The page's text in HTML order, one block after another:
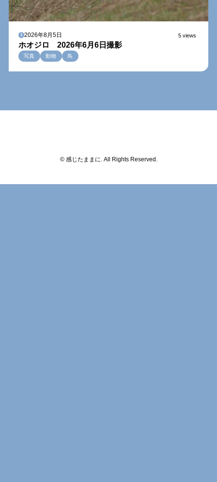
2026年8月5日 5 views
ホオジロ 2026年6月6日撮影
写真 動物 鳥
© 感じたままに. All Rights Reserved.